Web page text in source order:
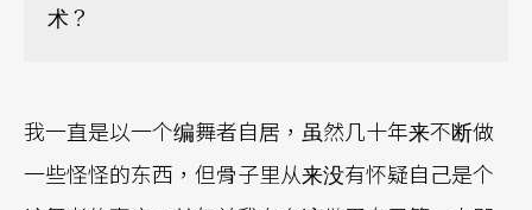
术？
我一直是以一个编舞者自居，虽然几十年来不断做
一些怪怪的东西，但骨子里从来没有怀疑自己是个